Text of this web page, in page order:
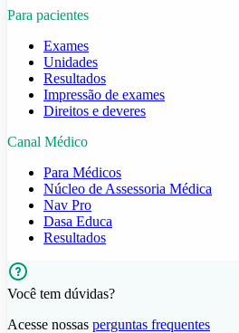
Para pacientes
Exames
Unidades
Resultados
Impressão de exames
Direitos e deveres
Canal Médico
Para Médicos
Núcleo de Assessoria Médica
Nav Pro
Dasa Educa
Resultados
Você tem dúvidas?
Acesse nossas perguntas frequentes